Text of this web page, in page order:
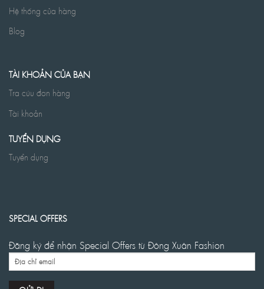
Hệ thống cửa hàng
Blog
TÀI KHOẢN CỦA BẠN
Tra cứu đơn hàng
Tài khoản
TUYỂN DỤNG
Tuyển dụng
SPECIAL OFFERS
Đăng ký để nhận Special Offers từ Đông Xuân Fashion